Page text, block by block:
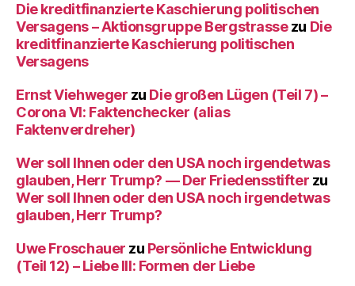
Die kreditfinanzierte Kaschierung politischen
Versagens – Aktionsgruppe Bergstrassezu Die
kreditfinanzierte Kaschierung politischen
Versagens
Ernst Viehweger zu Die großen Lügen (Teil 7) –
Corona VI: Faktenchecker (alias
Faktenverdreher)
Wer soll Ihnen oder den USA noch irgendetwas
glauben, Herr Trump? — Der Friedensstifter zu
Wer soll Ihnen oder den USA noch irgendetwas
glauben, Herr Trump?
Uwe Froschauer zu Persönliche Entwicklung
(Teil 12) – Liebe III: Formen der Liebe